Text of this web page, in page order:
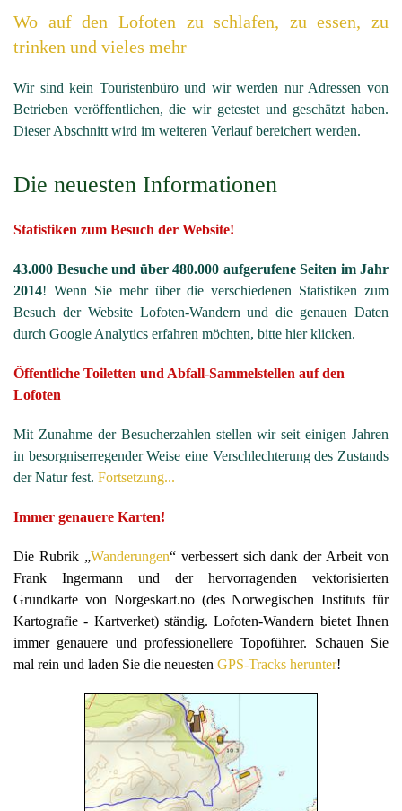
Wo auf den Lofoten zu schlafen, zu essen, zu
trinken und vieles mehr
Wir sind kein Touristenbüro und wir werden nur Adressen von
Betrieben veröffentlichen, die wir getestet und geschätzt haben.
Dieser Abschnitt wird im weiteren Verlauf bereichert werden.
Die neuesten Informationen
Statistiken zum Besuch der Website!
43.000 Besuche und über 480.000 aufgerufene Seiten im Jahr
2014! Wenn Sie mehr über die verschiedenen Statistiken zum
Besuch der Website Lofoten-Wandern und die genauen Daten
durch Google Analytics erfahren möchten, bitte hier klicken.
Öffentliche Toiletten und Abfall-Sammelstellen auf den
Lofoten
Mit Zunahme der Besucherzahlen stellen wir seit einigen Jahren
in besorgniserregender Weise eine Verschlechterung des Zustands
der Natur fest. Fortsetzung...
Immer genauere Karten!
Die Rubrik „Wanderungen“ verbessert sich dank der Arbeit von
Frank Ingermann und der hervorragenden vektorisierten
Grundkarte von Norgeskart.no (des Norwegischen Instituts für
Kartografie - Kartverket) ständig. Lofoten-Wandern bietet Ihnen
immer genauere und professionellere Topoführer. Schauen Sie
mal rein und laden Sie die neuesten GPS-Tracks herunter!